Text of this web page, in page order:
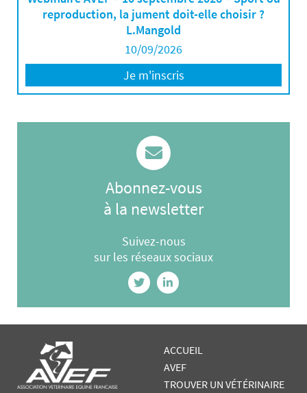
reproduction, la jument doit-elle choisir ?
L.Mangold
10/09/2026
Je m'inscris
Abonnez-vous
à la newsletter
Suivez-nous
sur les réseaux sociaux
ACCUEIL
AVEF
TROUVER UN VÉTÉRINAIRE